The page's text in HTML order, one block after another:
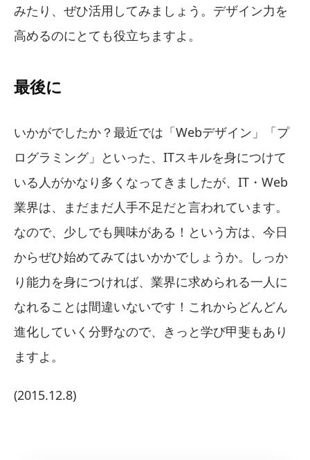
みたり、ぜひ活用してみましょう。デザイン力を
高めるのにとても役立ちますよ。
最後に
いかがでしたか？最近では「Webデザイン」「プ
ログラミング」といった、ITスキルを身につけて
いる人がかなり多くなってきましたが、IT・Web
業界は、まだまだ人手不足だと言われています。
なので、少しでも興味がある！という方は、今日
からぜひ始めてみてはいかかでしょうか。しっか
り能力を身につければ、業界に求められる一人に
なれることは間違いないです！これからどんどん
進化していく分野なので、きっと学び甲斐もあり
ますよ。
(2015.12.8)